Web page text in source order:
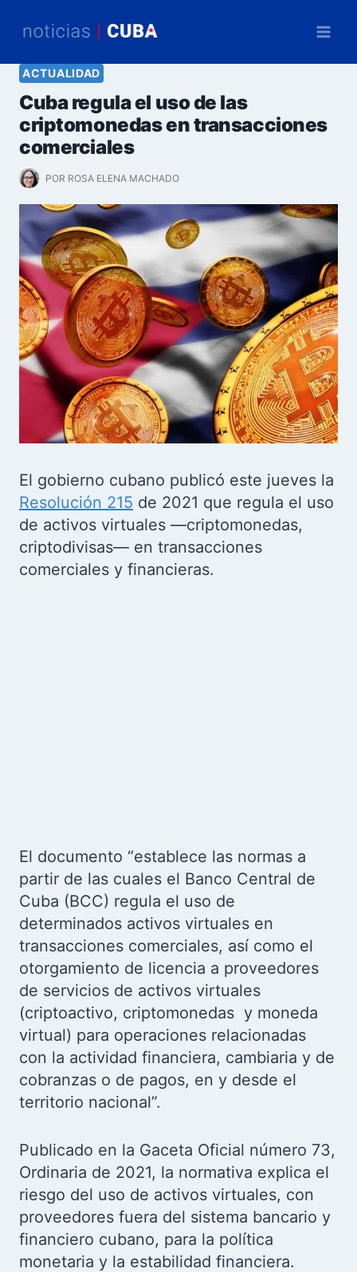
ACTUALIDAD
Cuba regula el uso de las
criptomonedas en transacciones
comerciales
POR ROSA ELENA MACHADO
El gobierno cubano publicó este jueves la
Resolución 215 de 2021 que regula el uso
de activos virtuales —criptomonedas,
criptodivisas— en transacciones
comerciales y financieras.
El documento “establece las normas a
partir de las cuales el Banco Central de
Cuba (BCC) regula el uso de
determinados activos virtuales en
transacciones comerciales, así como el
otorgamiento de licencia a proveedores
de servicios de activos virtuales
(criptoactivo, criptomonedas y moneda
virtual) para operaciones relacionadas
con la actividad financiera, cambiaria y de
cobranzas o de pagos, en y desde el
territorio nacional”.
Publicado en la Gaceta Oficial número 73,
Ordinaria de 2021, la normativa explica el
riesgo del uso de activos virtuales, con
proveedores fuera del sistema bancario y
financiero cubano, para la política
monetaria y la estabilidad financiera.